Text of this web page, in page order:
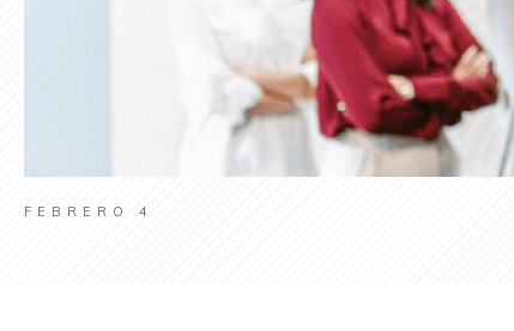
FEBRERO 4